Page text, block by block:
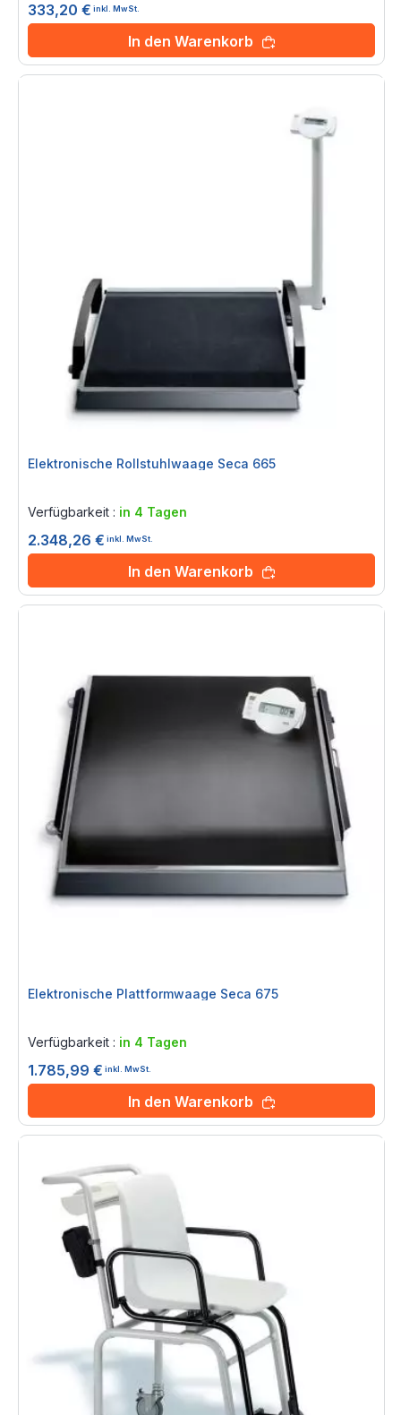
333,20 € inkl. MwSt.
In den Warenkorb
Elektronische Rollstuhlwaage Seca 665
Verfügbarkeit : in 4 Tagen
2.348,26 € inkl. MwSt.
In den Warenkorb
Elektronische Plattformwaage Seca 675
Verfügbarkeit : in 4 Tagen
1.785,99 € inkl. MwSt.
In den Warenkorb